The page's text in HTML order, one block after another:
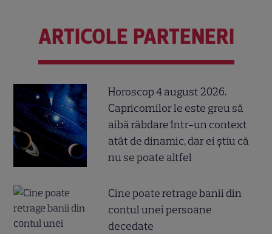
ARTICOLE PARTENERI
Horoscop 4 august 2026.
Capricornilor le este greu să
aibă răbdare într-un context
atât de dinamic, dar ei știu că
nu se poate altfel
Cine poate retrage banii din
contul unei persoane
decedate